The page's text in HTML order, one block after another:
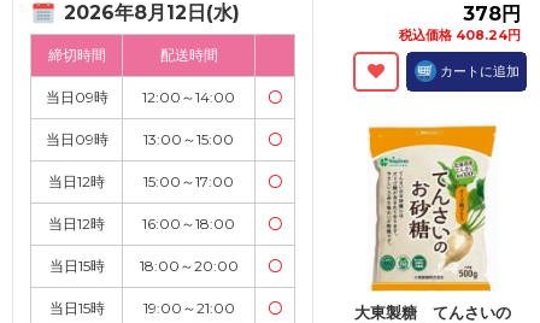
2026年8月12日(水)
締切時間 配送時間
当日09時 12:00～14:00 〇
当日09時 13:00～15:00 〇
当日12時 15:00～17:00 〇
当日12時 16:00～18:00 〇
当日15時 18:00～20:00 〇
当日15時 19:00～21:00 〇
378円
税込価格 408.24円
カートに追加
大東製糖 てんさいの